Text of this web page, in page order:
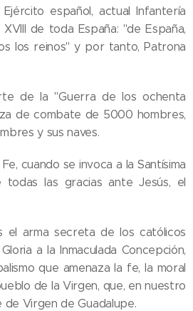
español, actual Infantería
de toda España: "de España,
los reinos" y por tanto, Patrona
de la "Guerra de los ochenta
de combate de 5000 hombres,
y sus naves.
cuando se invoca a la Santísima
todas las gracias ante Jesús, el
el arma secreta de los católicos
a la Inmaculada Concepción,
que amenaza la fe, la moral
de la Virgen, que, en nuestro
Virgen de Guadalupe.